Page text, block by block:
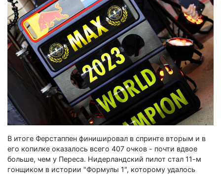
В итоге Ферстаппен финишировал в спринте вторым и в
его копилке оказалось всего 407 очков - почти вдвое
больше, чем у Переса. Нидерландский пилот стал 11-м
гонщиком в истории "Формулы 1", которому удалось